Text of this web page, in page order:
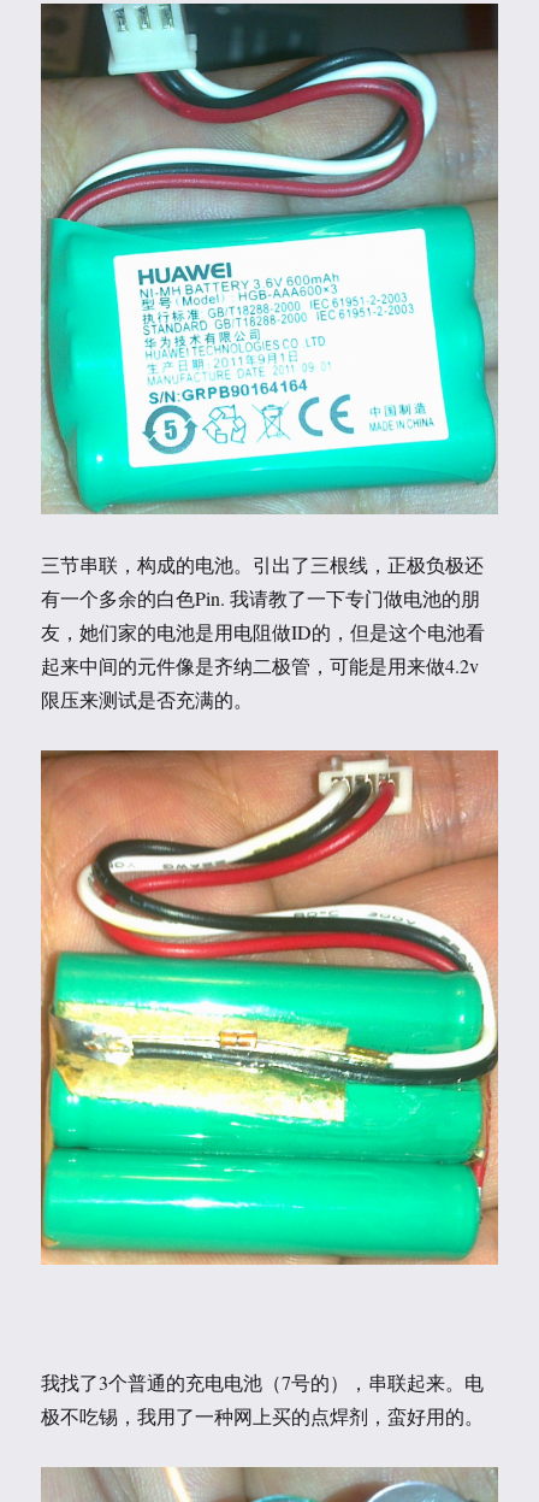
三节串联，构成的电池。引出了三根线，正极负极还
有一个多余的白色Pin. 我请教了一下专门做电池的朋
友，她们家的电池是用电阻做ID的，但是这个电池看
起来中间的元件像是齐纳二极管，可能是用来做4.2v
限压来测试是否充满的。
我找了3个普通的充电电池（7号的），串联起来。电
极不吃锡，我用了一种网上买的点焊剂，蛮好用的。